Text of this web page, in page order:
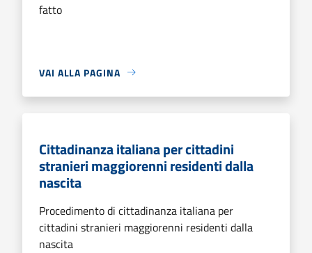
fatto
VAI ALLA PAGINA
Cittadinanza italiana per cittadini
stranieri maggiorenni residenti dalla
nascita
Procedimento di cittadinanza italiana per
cittadini stranieri maggiorenni residenti dalla
nascita